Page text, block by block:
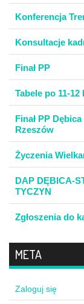
Konferencja
Konsultacje
Finał PP
Tabele po 11-
Finał PP Dębica
Rzeszów
Życzenia
DAP DĘBICA-
TYCZYN
Zgłoszenia do
META
Zaloguj się